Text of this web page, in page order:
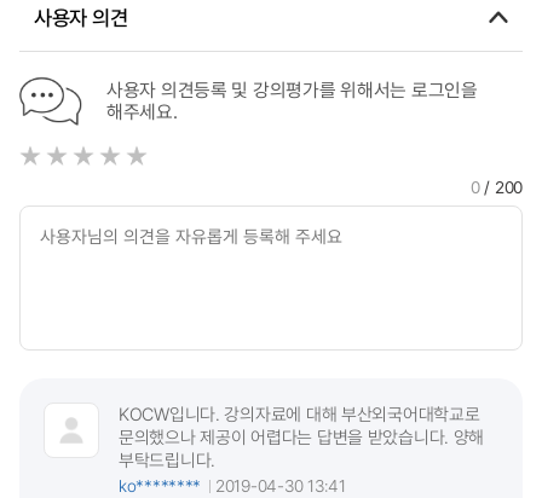
사용자 의견
사용자 의견등록 및 강의평가를 위해서는 로그인을
해주세요.
0/ 200
KOCW입니다. 강의자료에 대해 부산외국어대학교로
문의했으나 제공이 어렵다는 답변을 받았습니다. 양해
부탁드립니다.
ko********
2019-04-30 13:41